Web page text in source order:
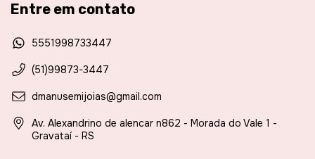
Entre em contato
5551998733447
(51)99873-3447
dmanusemijoias@gmail.com
Av. Alexandrino de alencar n862 - Morada do Vale 1 -
Gravataí - RS